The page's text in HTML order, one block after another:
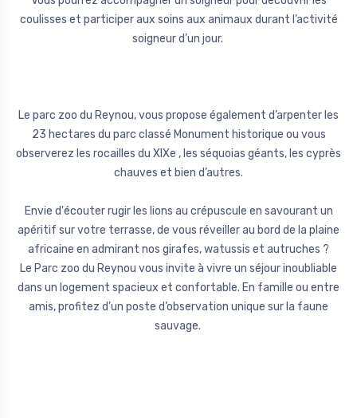
coulisses et participer aux soins aux animaux durant l’activité
soigneur d’un jour.
Le parc zoo du Reynou, vous propose également d’arpenter les
23 hectares du parc classé Monument historique ou vous
observerez les rocailles du XIXe , les séquoias géants, les cyprès
chauves et bien d’autres.
Envie d'écouter rugir les lions au crépuscule en savourant un
apéritif sur votre terrasse, de vous réveiller au bord de la plaine
africaine en admirant nos girafes, watussis et autruches ?
Le Parc zoo du Reynou vous invite à vivre un séjour inoubliable
dans un logement spacieux et confortable. En famille ou entre
amis, profitez d’un poste d’observation unique sur la faune
sauvage.